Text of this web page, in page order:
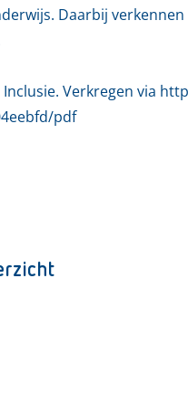
Daarbij
Verkregen via
pdf